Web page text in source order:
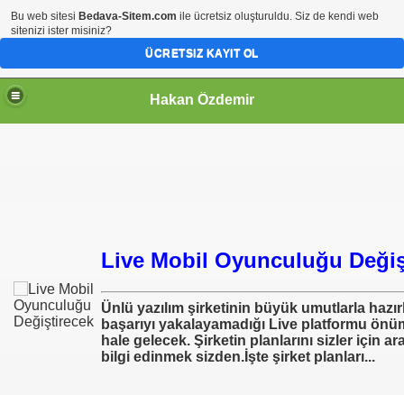
Hakan Özdemir
Live Mobil Oyunculuğu
Ünlü yazılım şirketinin büyük umutlarla
başarıyı yakalayamadığı Live platformu
hale gelecek. Şirketin planlarını sizler için
bilgi edinmek sizden.İşte şirket planları...
Bu web sitesi Bedava-Sitem.com ile ücretsiz oluşturuldu. Siz de kendi web
sitenizi ister misiniz?
ÜCRETSIZ KAYIT OL